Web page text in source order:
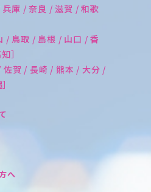
庫 / 奈良 / 滋賀 / 和歌
/ 鳥取 / 島根 / 山口 / 香
］
佐賀 / 長崎 / 熊本 / 大分 /
へ